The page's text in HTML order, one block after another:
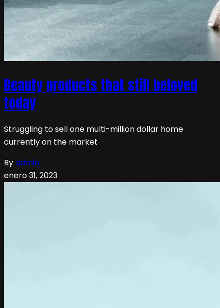
Beauty products that still beloved
today
Struggling to sell one multi-million dollar home
currently on the market
Byadmin
enero 31, 2023